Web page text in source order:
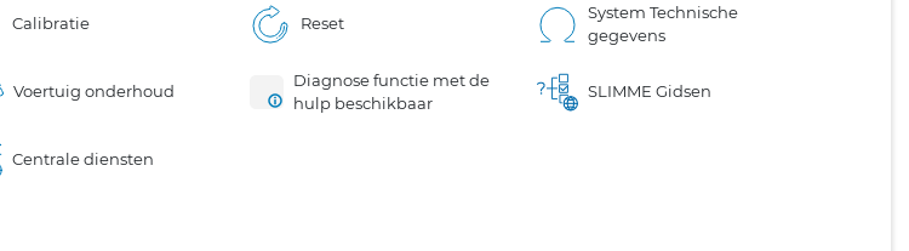
Calibratie Reset
System Technische
gegevens
Voertuig onderhoud
Diagnose functie met de
hulp beschikbaar
SLIMME Gidsen
Centrale diensten